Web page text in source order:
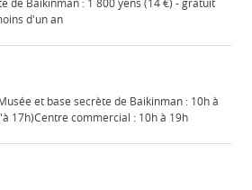
de Baikinman : 1 800 yens (14 €) - gratuit
d'un an
et base secrète de Baikinman : 10h à
17h)Centre commercial : 10h à 19h